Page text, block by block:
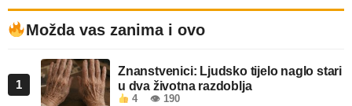
Možda vas zanima i ovo
1
Znanstvenici: Ljudsko tijelo naglo stari
u dva životna razdoblja
4 👁 190